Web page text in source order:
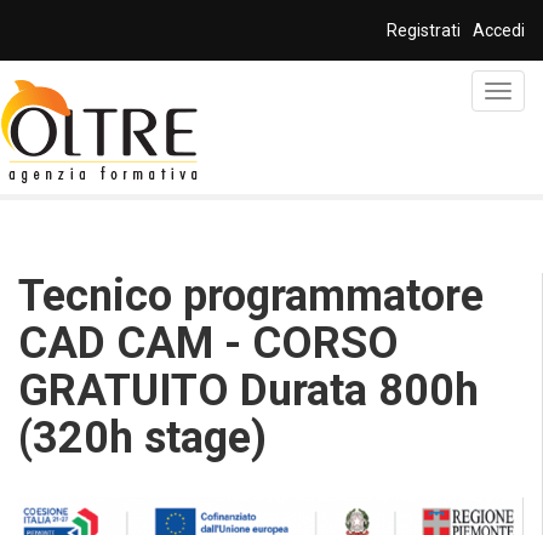
Registrati
Accedi
Tecnico programmatore
CAD CAM - CORSO
GRATUITO Durata 800h
(320h stage)